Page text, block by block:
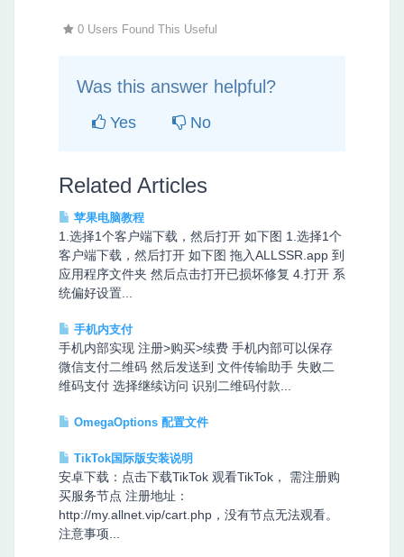
0 Users Found This Useful
Was this answer helpful?
Yes No
Related Articles
苹果电脑教程
1.选择1个客户端下载，然后打开 如下图 1.选择1个
客户端下载，然后打开 如下图 拖入ALLSSR.app 到
应用程序文件夹 然后点击打开已损坏修复 4.打开 系
统偏好设置...
手机内支付
手机内部实现 注册>购买>续费 手机内部可以保存
微信支付二维码 然后发送到 文件传输助手 失败二
维码支付 选择继续访问 识别二维码付款...
OmegaOptions 配置文件
TikTok国际版安装说明
安卓下载：点击下载TikTok 观看TikTok， 需注册购
买服务节点 注册地址：
http://my.allnet.vip/cart.php，没有节点无法观看。
注意事项...